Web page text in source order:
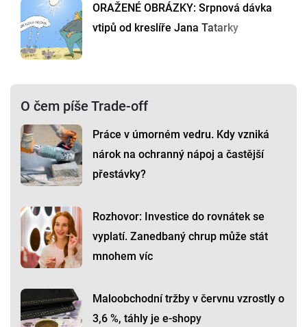
ORAŽENÉ OBRÁZKY: Srpnová dávka
vtipů od kreslíře Jana Tatarky
O čem píše Trade-off
Práce v úmorném vedru. Kdy vzniká
nárok na ochranný nápoj a častější
přestávky?
Rozhovor: Investice do rovnátek se
vyplatí. Zanedbaný chrup může stát
mnohem víc
Maloobchodní tržby v červnu vzrostly o
3,6 %, táhly je e-shopy